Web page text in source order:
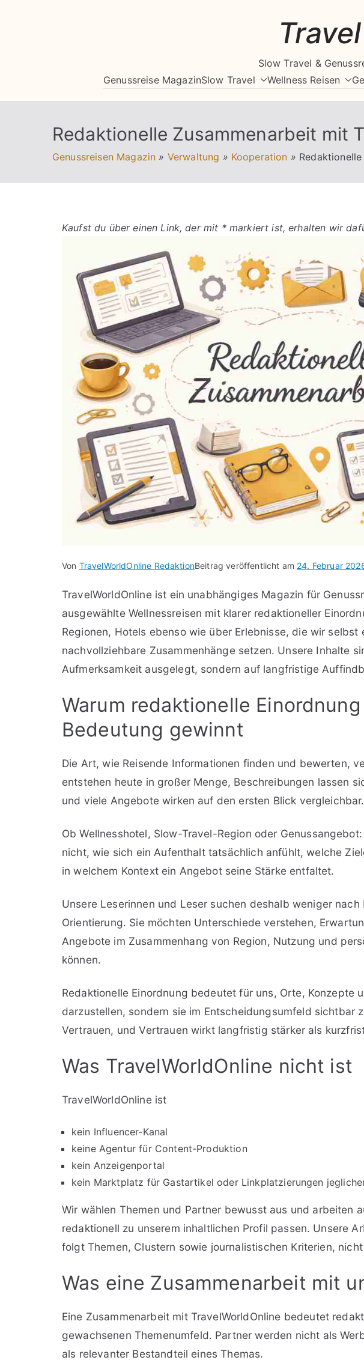
Slow Travel &
Genussreise MagazinSlow Travel Wellness Reisen
Redaktionelle Zusammenarbeit mit
Genussreisen Magazin » Verwaltung » Kooperation »
Kaufst du über einen Link, der mit * markiert ist, erhalten wir
Von TravelWorldOnline RedaktionBeitrag veröffentlicht am 24. Februar
TravelWorldOnline ist ein unabhängiges Magazin für
ausgewählte Wellnessreisen mit klarer redaktioneller
Regionen, Hotels ebenso wie über Erlebnisse, die wir selbst
nachvollziehbare Zusammenhänge setzen. Unsere Inhalte
Aufmerksamkeit ausgelegt, sondern auf langfristige
Warum redaktionelle
Bedeutung gewinnt
Die Art, wie Reisende Informationen finden und bewerten,
entstehen heute in großer Menge, Beschreibungen lassen
und viele Angebote wirken auf den ersten Blick vergleichbar.
Ob Wellnesshotel, Slow-Travel-Region oder
nicht, wie sich ein Aufenthalt tatsächlich anfühlt, welche
in welchem Kontext ein Angebot seine Stärke entfaltet.
Unsere Leserinnen und Leser suchen deshalb weniger nach
Orientierung. Sie möchten Unterschiede verstehen,
Angebote im Zusammenhang von Region, Nutzung und
können.
Redaktionelle Einordnung bedeutet für uns, Orte, Konzepte
darzustellen, sondern sie im Entscheidungsumfeld sichtbar
Vertrauen, und Vertrauen wirkt langfristig stärker als
Was TravelWorldOnline nicht ist
TravelWorldOnline ist
kein Influencer-Kanal
keine Agentur für Content-Produktion
kein Anzeigenportal
kein Marktplatz für Gastartikel oder Linkplatzierungen
Wir wählen Themen und Partner bewusst aus und arbeiten
redaktionell zu unserem inhaltlichen Profil passen. Unsere
folgt Themen, Clustern sowie journalistischen Kriterien,
Was eine Zusammenarbeit mit
Eine Zusammenarbeit mit TravelWorldOnline bedeutet
gewachsenen Themenumfeld. Partner werden nicht als
als relevanter Bestandteil eines Themas.